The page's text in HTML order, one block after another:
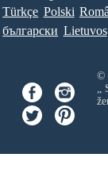
Türkçe Polski
български Lietuvos
©